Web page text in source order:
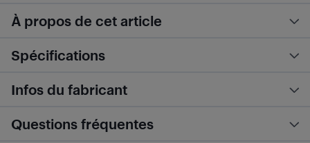
À propos de cet article
Spécifications
Infos du fabricant
Questions fréquentes